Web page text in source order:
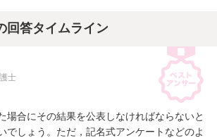
回答タイムライン
士
場合にその結果を公表しなければならないと
でしょう。ただ，記名式アンケートなどのよ